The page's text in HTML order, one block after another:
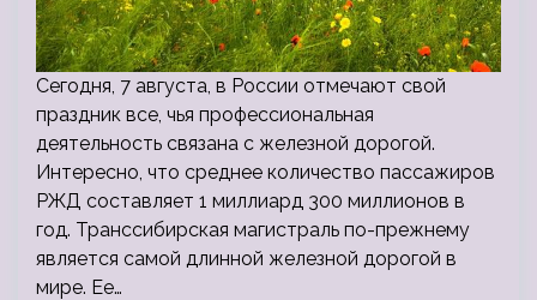
Сегодня, 7 августа, в России отмечают свой
праздник все, чья профессиональная
деятельность связана с железной дорогой.
Интересно, что среднее количество пассажиров
РЖД составляет 1 миллиард 300 миллионов в
год. Транссибирская магистраль по-прежнему
является самой длинной железной дорогой в
мире. Ее…